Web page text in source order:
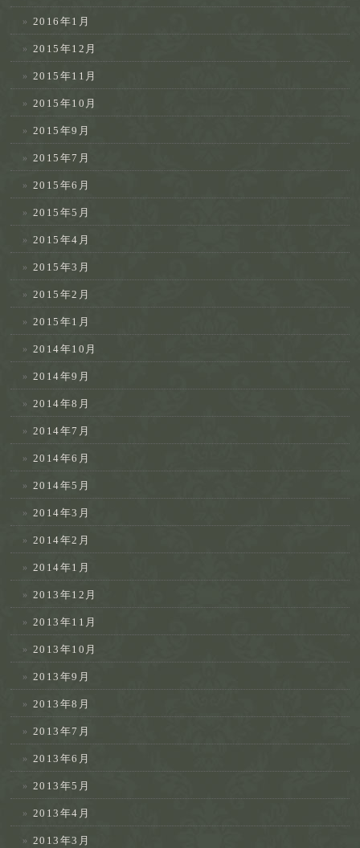
2016年1月
2015年12月
2015年11月
2015年10月
2015年9月
2015年7月
2015年6月
2015年5月
2015年4月
2015年3月
2015年2月
2015年1月
2014年10月
2014年9月
2014年8月
2014年7月
2014年6月
2014年5月
2014年3月
2014年2月
2014年1月
2013年12月
2013年11月
2013年10月
2013年9月
2013年8月
2013年7月
2013年6月
2013年5月
2013年4月
2013年3月